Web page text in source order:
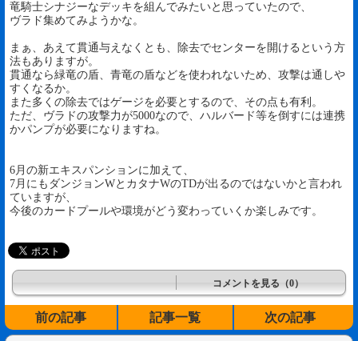
竜騎士シナジーなデッキを組んでみたいと思っていたので、
ヴラド集めてみようかな。
まぁ、あえて貫通与えなくとも、除去でセンターを開けるという方
法もありますが。
貫通なら緑竜の盾、青竜の盾などを使われないため、攻撃は通しや
すくなるか。
また多くの除去ではゲージを必要とするので、その点も有利。
ただ、ヴラドの攻撃力が5000なので、ハルバード等を倒すには連携
かパンプが必要になりますね。
6月の新エキスパンションに加えて、
7月にもダンジョンWとカタナWのTDが出るのではないかと言われ
ていますが、
今後のカードプールや環境がどう変わっていくか楽しみです。
コメントを見る（0）
前の記事 記事一覧 次の記事